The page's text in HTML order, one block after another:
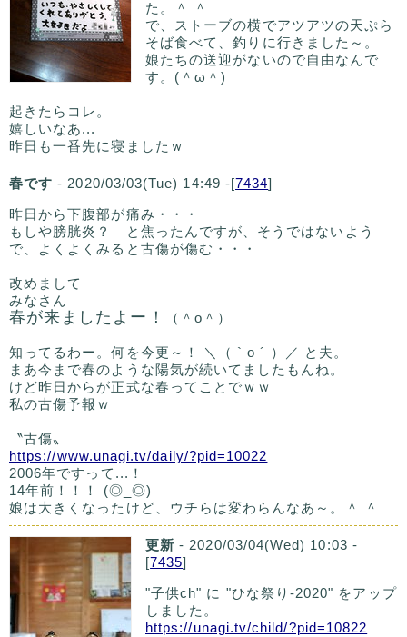
た。＾ ＾
で、ストーブの横でアツアツの天ぷら
そば食べて、釣りに行きました～。
娘たちの送迎がないので自由なんで
す。(＾ω＾)
起きたらコレ。
嬉しいなあ...
昨日も一番先に寝ましたｗ
春です - 2020/03/03(Tue) 14:49 -[7434]
昨日から下腹部が痛み・・・
もしや膀胱炎？ と焦ったんですが、そうではないよう
で、よくよくみると古傷が傷む・・・
改めまして
みなさん
春が来ましたよー！ （＾o＾）
知ってるわー。何を今更～！ ＼（ ` o ´ ）／ と夫。
まあ今まで春のような陽気が続いてましたもんね。
けど昨日からが正式な春ってことでｗｗ
私の古傷予報ｗ
〝古傷〟
https://www.unagi.tv/daily/?pid=10022
2006年ですって...！
14年前！！！ (◎_◎)
娘は大きくなったけど、ウチらは変わらんなあ～。＾ ＾
更新 - 2020/03/04(Wed) 10:03 -
[7435]
"子供ch" に "ひな祭り-2020" をアップ
しました。
https://unagi.tv/child/?pid=10822